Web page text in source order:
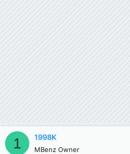
1 1998K
MBenz Owner